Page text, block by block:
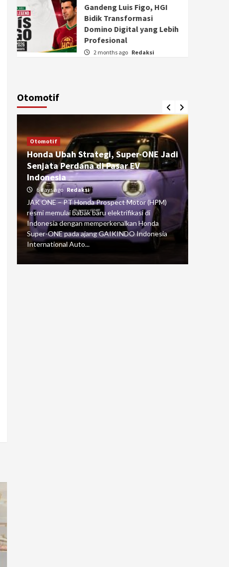
Gandeng Luis Figo, HGI
Bidik Transformasi
Domino Digital yang Lebih
Profesional
2 months ago Redaksi
Otomotif
Otomotif
Honda Ubah Strategi, Super-ONE Jadi
Senjata Perdana di Pasar EV
Indonesia
6 days ago Redaksi
JAK ONE – PT Honda Prospect Motor (HPM)
resmi memulai babak baru elektrifikasi di
Indonesia dengan memperkenalkan Honda
Super-ONE pada ajang GAIKINDO Indonesia
International Auto...